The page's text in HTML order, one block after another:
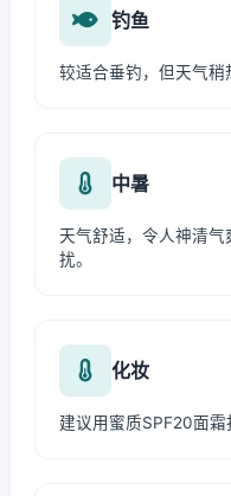
钓鱼
较适合垂钓，但天气稍
中暑
天气舒适，令人神清
扰。
化妆
建议用蜜质SPF20面霜